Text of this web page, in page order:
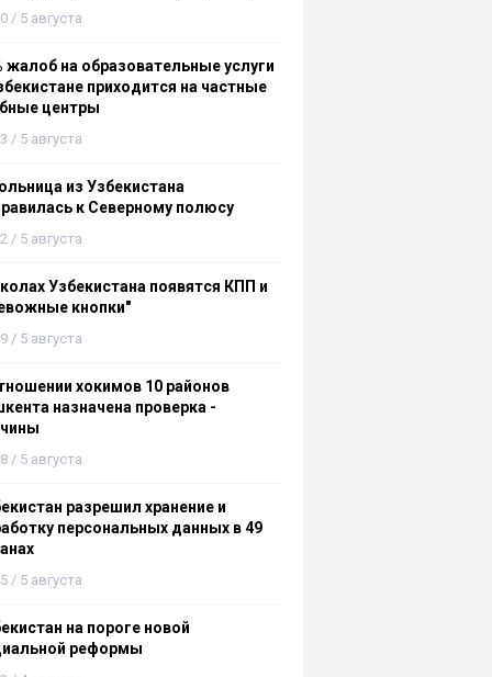
/ 5 августа
жалоб на образовательные услуги
приходится на частные
центры
/ 5 августа
из Узбекистана
к Северному полюсу
/ 5 августа
Узбекистана появятся КПП и
кнопки"
/ 5 августа
хокимов 10 районов
назначена проверка -
/ 5 августа
разрешил хранение и
персональных данных в 49
/ 5 августа
на пороге новой
реформы